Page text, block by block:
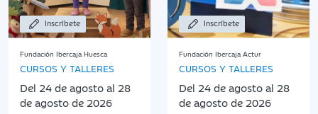
Inscríbete
Fundación Ibercaja Huesca
CURSOS Y TALLERES
Del 24 de agosto al 28
de agosto de 2026
Inscríbete
Fundación Ibercaja Actur
CURSOS Y TALLERES
Del 24 de agosto al 28
de agosto de 2026